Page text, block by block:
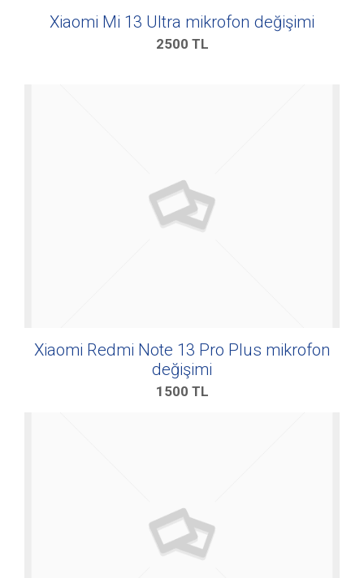
Xiaomi Mi 13 Ultra mikrofon değişimi
2500 TL
Xiaomi Redmi Note 13 Pro Plus mikrofon
değişimi
1500 TL